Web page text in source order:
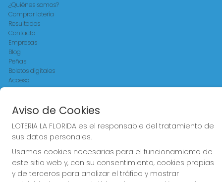
¿Quiénes somos?
Comprar lotería
Resultados
Contacto
Empresas
Blog
Peñas
Boletos digitales
Acceso
Registro
REDES SOCIALES
CONTACTO
LOTERIA LA FLORIDA ADMINISTRACION DE LOTERIAS: 14-LA
CORUÑA - RECEPTOR OFICIAL: 30015
Aviso de Cookies
LOTERIA LA FLORIDA es el responsable del tratamiento de
sus datos personales.
Usamos cookies necesarias para el funcionamiento de
este sitio web y, con su consentimiento, cookies propias
y de terceros para analizar el tráfico y mostrar